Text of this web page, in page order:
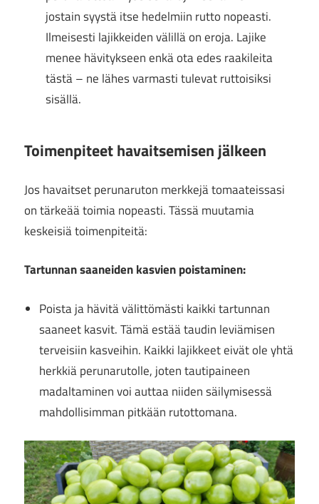
jostain syystä itse hedelmiin rutto nopeasti.
Ilmeisesti lajikkeiden välillä on eroja. Lajike
menee hävitykseen enkä ota edes raakileita
tästä – ne lähes varmasti tulevat ruttoisiksi
sisällä.
Toimenpiteet havaitsemisen jälkeen
Jos havaitset perunaruton merkkejä tomaateissasi
on tärkeää toimia nopeasti. Tässä muutamia
keskeisiä toimenpiteitä:
Tartunnan saaneiden kasvien poistaminen:
Poista ja hävitä välittömästi kaikki tartunnan
saaneet kasvit. Tämä estää taudin leviämisen
terveisiin kasveihin. Kaikki lajikkeet eivät ole yhtä
herkkiä perunarutolle, joten tautipaineen
madaltaminen voi auttaa niiden säilymisessä
mahdollisimman pitkään rutottomana.